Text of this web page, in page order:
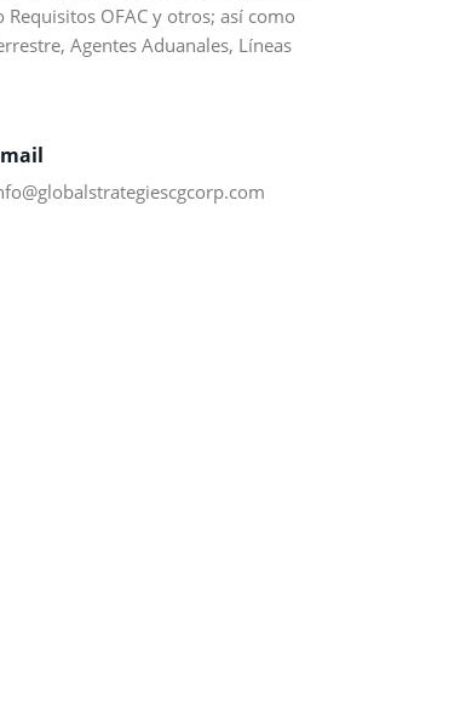
OFAC y otros; así como
Agentes Aduanales, Líneas